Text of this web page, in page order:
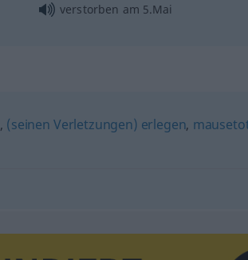
verstorben am 5.Mai
, (seinen Verletzungen) erlegen,